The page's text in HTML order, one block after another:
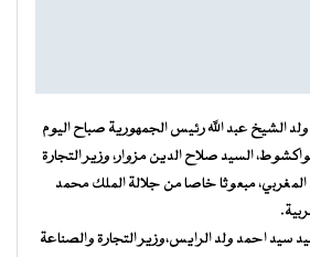
الشيخ عبد الله رئيس الجمهورية صباح اليوم
نواكشوط، السيد صلاح الدين مزوار، وزير التجارة
المغربي، مبعوثا خاصا من جلالة الملك محمد
سيد احمد ولد الرايس،وزير التجارة والصناعة